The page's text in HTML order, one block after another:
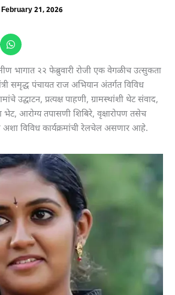
February 21, 2026
भागात २२ फेब्रुवारी रोजी एक वेगळीच उत्सुकता
समृद्ध पंचायत राज अभियान अंतर्गत विविध
उद्घाटन, प्रत्यक्ष पाहणी, ग्रामस्थांशी थेट संवाद,
भेट, आरोग्य तपासणी शिबिरे, वृक्षारोपण तसेच
अशा विविध कार्यक्रमांची रेलचेल असणार आहे.